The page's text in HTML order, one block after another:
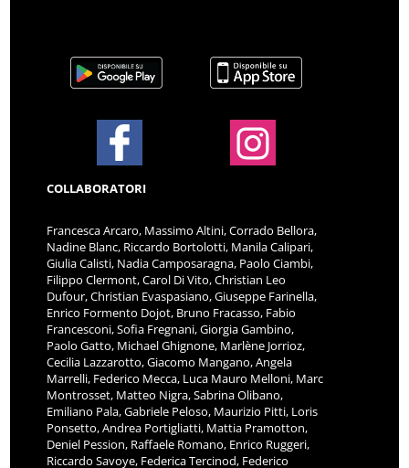
COLLABORATORI
Francesca Arcaro, Massimo Altini, Corrado Bellora,
Nadine Blanc, Riccardo Bortolotti, Manila Calipari,
Giulia Calisti, Nadia Camposaragna, Paolo Ciambi,
Filippo Clermont, Carol Di Vito, Christian Leo
Dufour, Christian Evaspasiano, Giuseppe Farinella,
Enrico Formento Dojot, Bruno Fracasso, Fabio
Francesconi, Sofia Fregnani, Giorgia Gambino,
Paolo Gatto, Michael Ghignone, Marlène Jorrioz,
Cecilia Lazzarotto, Giacomo Mangano, Angela
Marrelli, Federico Mecca, Luca Mauro Melloni, Marc
Montrosset, Matteo Nigra, Sabrina Olibano,
Emiliano Pala, Gabriele Peloso, Maurizio Pitti, Loris
Ponsetto, Andrea Portigliatti, Mattia Pramotton,
Deniel Pession, Raffaele Romano, Enrico Ruggeri,
Riccardo Savoye, Federica Tercinod, Federico